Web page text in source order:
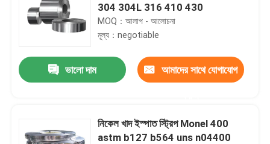
304 304L 316 410 430
MOQ：আলাপ - আলোচনা
মূল্য：negotiable
ভালো দাম আমাদের সাথে যোগাযোগ
নিকেল খাদ ইস্পাত স্ট্রিপ Monel 400
astm b127 b564 uns n04400